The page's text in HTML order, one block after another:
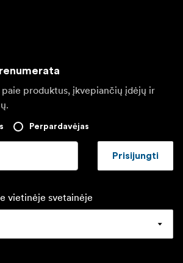
produktus, įkvepiančių įdėjų ir
Perpardavėjas
Prisijungti
vietinėje svetainėje